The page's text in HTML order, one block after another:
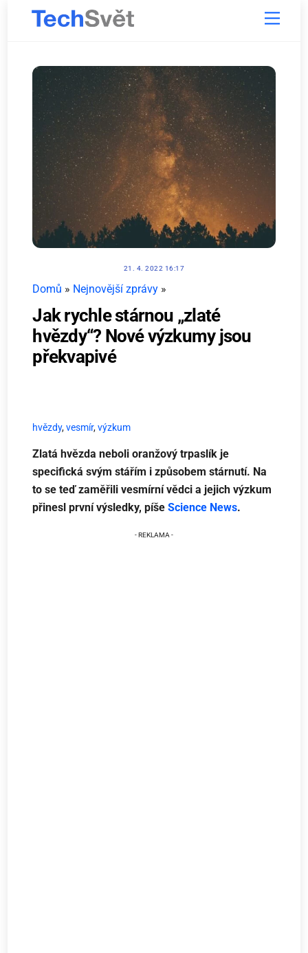
Menu
21. 4. 2022 16:17
Domů » Nejnovější zprávy »
Jak rychle stárnou „zlaté
hvězdy“? Nové výzkumy jsou
překvapivé
hvězdy,vesmír,výzkum
Zlatá hvězda neboli oranžový trpaslík je
specifická svým stářím i způsobem stárnutí. Na
to se teď zaměřili vesmírní vědci a jejich výzkum
přinesl první výsledky, píšeScience News.